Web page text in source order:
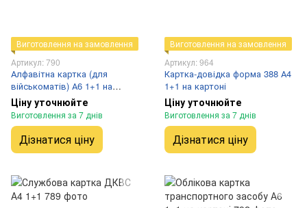
Виготовлення на замовлення
Артикул: 790
Алфавітна картка (для
військоматів) А6 1+1 на
картоні
Ціну уточнюйте
Виготовлення за 7 днів
Дізнатися ціну
Виготовлення на замовлення
Артикул: 964
Картка-довідка форма 388 А4
1+1 на картоні
Ціну уточнюйте
Виготовлення за 7 днів
Дізнатися ціну